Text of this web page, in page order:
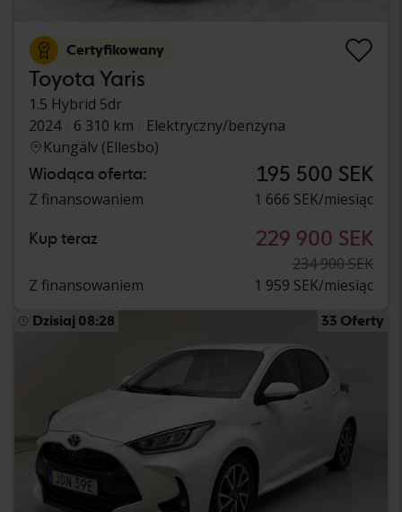
Certyfikowany
Toyota Yaris
1.5 Hybrid 5dr
2024
6 310 km
Elektryczny/benzyna
Kungälv (Ellesbo)
Wiodąca oferta: 195 500 SEK
Z finansowaniem 1 666 SEK/miesiąc
Kup teraz 229 900 SEK
234 900 SEK
Z finansowaniem
1 959 SEK/miesiąc
Dzisiaj 08:28 33 Oferty